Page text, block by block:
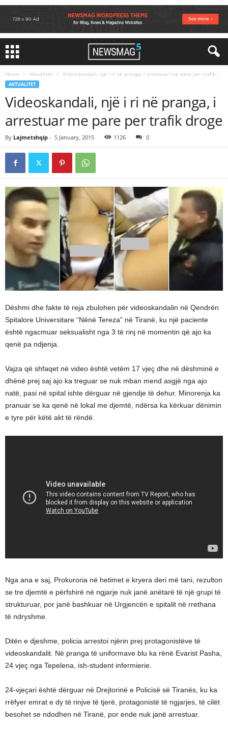
Home Aktualitet Videoskandali, një i ri në pranga, i arrestuar me pare per trafik...
AKTUALITET
Videoskandali, një i ri në pranga, i
arrestuar me pare per trafik droge
By Lajmetshqip - 5 January, 2015 1126 0
Dëshmi dhe fakte të reja zbulohen për videoskandalin në Qendrën
Spitalore Universitare “Nënë Tereza” në Tiranë, ku një paciente
është ngacmuar seksualisht nga 3 të rinj në momentin që ajo ka
qenë pa ndjenja.
Vajza që shfaqet në video është vetëm 17 vjeç dhe në dëshminë e
dhënë prej saj ajo ka treguar se nuk mban mend asgjë nga ajo
natë, pasi në spital ishte dërguar në gjendje të dehur. Minorenja ka
pranuar se ka qenë në lokal me djemtë, ndërsa ka kërkuar dënimin
e tyre për këtë akt të rëndë.
Nga ana e saj, Prokuroria në hetimet e kryera deri më tani, rezulton
se tre djemtë e përfshirë në ngjarje nuk janë anëtarë të një grupi të
strukturuar, por janë bashkuar në Urgjencën e spitalit në rrethana
të ndryshme.
Ditën e djeshme, policia arrestoi njërin prej protagonistëve të
videoskandalit. Në pranga të uniformave blu ka rënë Evarist Pasha,
24 vjeç nga Tepelena, ish-student infermierie.
24-vjeçari është dërguar në Drejtorinë e Policisë së Tiranës, ku ka
rrëfyer emrat e dy të rinjve të tjerë, protagonistë të ngjarjes, të cilët
besohet se ndodhen në Tiranë, por ende nuk janë arrestuar.